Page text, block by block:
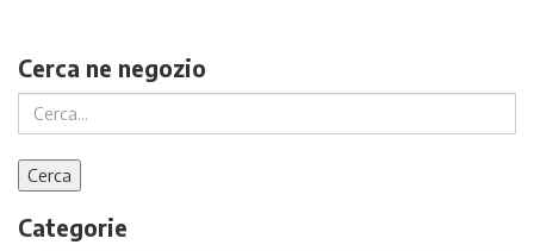
Cerca ne negozio
Categorie